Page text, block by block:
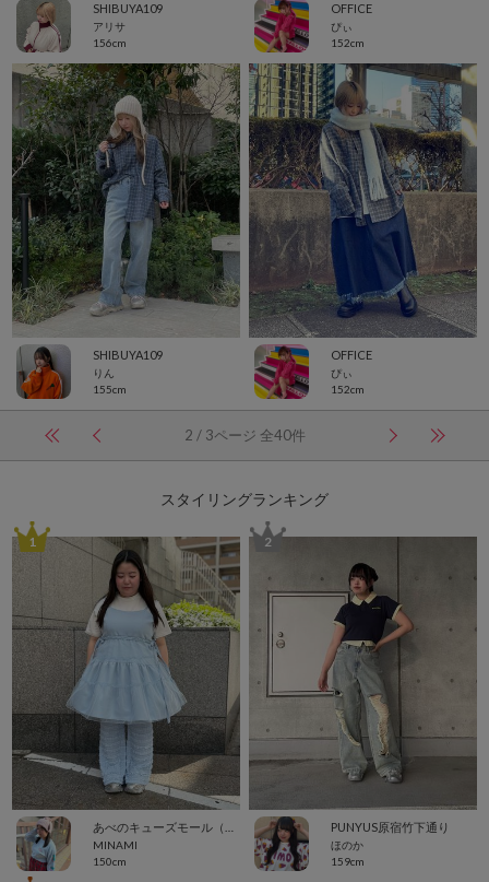
SHIBUYA109
アリサ
156cm
OFFICE
ぴぃ
152cm
SHIBUYA109
りん
155cm
OFFICE
ぴぃ
152cm
2 / 3ページ 全40件
スタイリングランキング
MINAMI
150cm
1
PUNYUS原宿竹下通り
ほのか
159cm
2